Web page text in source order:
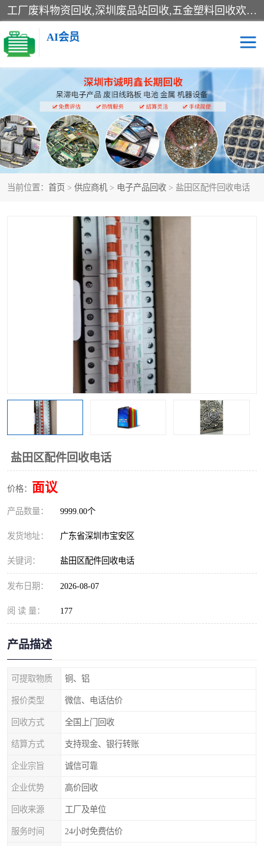
工厂废料物资回收,深圳废品站回收,五金塑料回收欢迎有金属、塑料、电子、电线、废旧设备、废铜、锡渣、线路板、镀银废料、废IC、电子零件、电子脚，等其他废旧物资的单位及个人联系洽谈。对提供息者我们可以提供优厚的业务提成（佣金）。
AI会员
当前位置： 首页 > 供应商机 > 电子产品回收 > 盐田区配件回收电话
盐田区配件回收电话
价格： 面议
产品数量： 9999.00个
发货地址： 广东省深圳市宝安区
关键词： 盐田区配件回收电话
发布日期： 2026-08-07
阅 读 量： 177
产品描述
可提取物质 铜、铝
报价类型 微信、电话估价
回收方式 全国上门回收
结算方式 支持现金、银行转账
企业宗旨 诚信可靠
企业优势 高价回收
回收来源 工厂及单位
服务时间 24小时免费估价
线路板回收 电子回收
电子产品回收 电池回收
金属回收 机器设备回收